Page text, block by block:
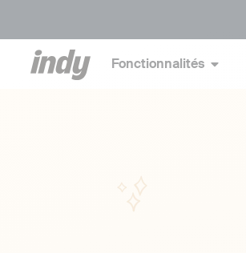
Fonctionnalités